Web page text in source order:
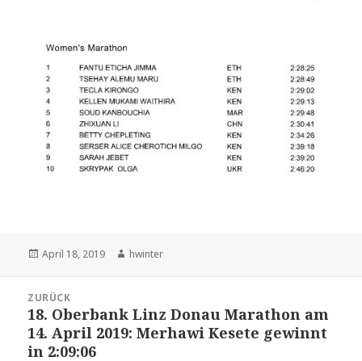
Veröffentlicht
April 18, 2019 Autor
hwinter
Navigation
ZURÜCK
Vorheriger
Beitrag:
18. Oberbank Linz Donau Marathon am
14. April 2019: Merhawi Kesete gewinnt
in 2:09:06